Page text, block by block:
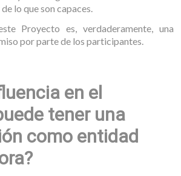
lo que son capaces.
Proyecto es, verdaderamente, una
por parte de los participantes.
en el
tener una
como entidad